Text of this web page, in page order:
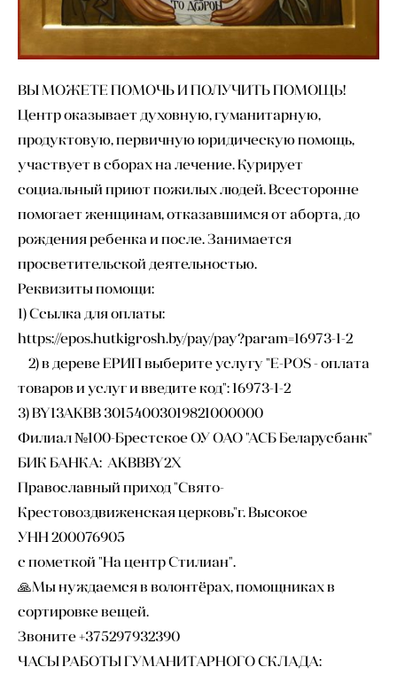
ВЫ МОЖЕТЕ ПОМОЧЬ И ПОЛУЧИТЬ ПОМОЩЬ!
Центр оказывает духовную, гуманитарную,
продуктовую, первичную юридическую помощь,
участвует в сборах на лечение. Курирует
социальный приют пожилых людей. Всесторонне
помогает женщинам, отказавшимся от аборта, до
рождения ребенка и после. Занимается
просветительской деятельностью.
Реквизиты помощи:
1) Ссылка для оплаты:
https://epos.hutkigrosh.by/pay/pay?param=16973-1-2
2) в дереве ЕРИП выберите услугу "E-POS - оплата
товаров и услуг и введите код": 16973-1-2
3) BY13AKBB 30154003019821000000
Филиал №100-Брестское ОУ ОАО "АСБ Беларусбанк"
БИК БАНКА: AKBBBY2X
Православный приход "Свято-
Крестовоздвиженская церковь"г. Высокое
УНН 200076905
с пометкой "На центр Стилиан".
🙏Мы нуждаемся в волонтёрах, помощниках в
сортировке вещей.
Звоните +375297932390
ЧАСЫ РАБОТЫ ГУМАНИТАРНОГО СКЛАДА: